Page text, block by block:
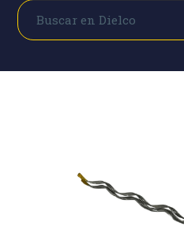
Buscar